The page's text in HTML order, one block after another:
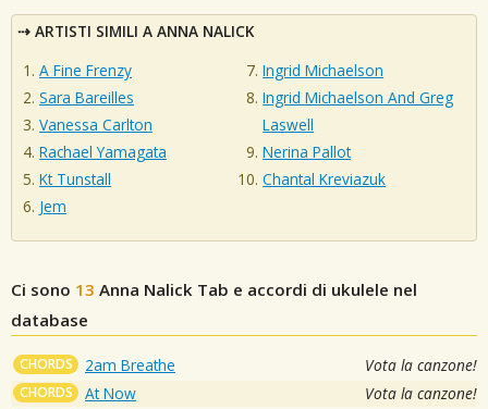
ARTISTI SIMILI A ANNA NALICK
A Fine Frenzy
Sara Bareilles
Vanessa Carlton
Rachael Yamagata
Kt Tunstall
Jem
Ingrid Michaelson
Ingrid Michaelson And Greg
Laswell
Nerina Pallot
Chantal Kreviazuk
Ci sono 13 Anna Nalick Tab e accordi di ukulele nel
database
CHORDS 2am Breathe Vota la canzone!
CHORDS At Now Vota la canzone!